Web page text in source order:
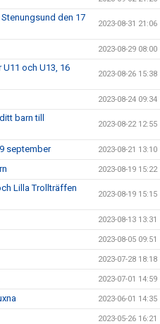
den 17
2023-08-31 21:06
2023-08-29 08:00
och U13, 16
2023-08-26 15:38
2023-08-24 09:34
barn till
2023-08-22 12:55
september 2023-08-21 13:10
2023-08-19 15:22
Lilla Trollträffen
2023-08-19 15:15
2023-08-13 13:31
2023-08-05 09:51
2023-07-28 18:18
2023-07-01 14:59
2023-06-01 14:35
2023-05-26 16:21